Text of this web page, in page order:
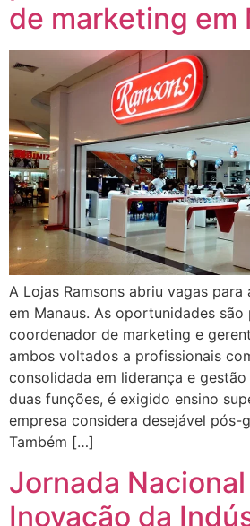
de marketing em
A Lojas Ramsons abriu vagas
em Manaus. As oportunidades
coordenador de marketing e
ambos voltados a profissionais
consolidada em liderança e
duas funções, é exigido ensino
empresa considera desejável pós-
Também […]
Jornada
Inovação da